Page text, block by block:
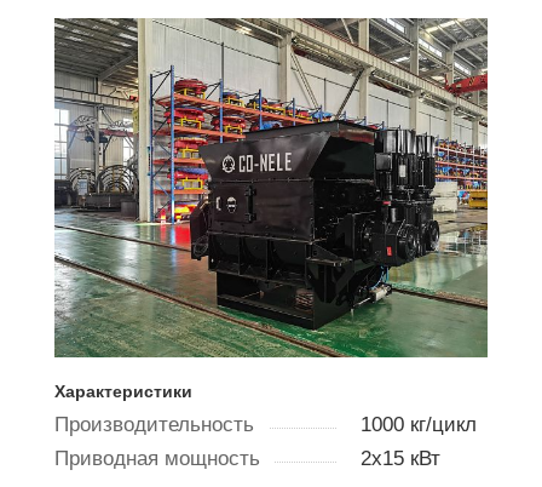
Характеристики
Производительность
1000 кг/цикл
Приводная мощность
2х15 кВт